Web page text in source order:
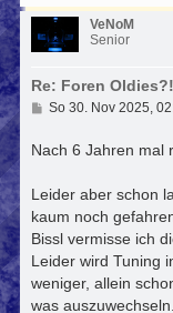
VeNoM
Senior
Re: Foren Oldies?!
B
t
g
So 30. Nov 2025,
Nach 6 Jahren mal
Leider aber schon
kaum noch
Bissl vermisse ich
Leider wird Tuning
weniger, allein
was